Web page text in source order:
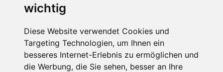
wichtig
Diese Website verwendet Cookies und
Targeting Technologien, um Ihnen ein
besseres Internet-Erlebnis zu ermöglichen und
die Werbung, die Sie sehen, besser an Ihre
CPost.org© 2013-2023 The Celebrity Post.
Terms of Use Privacy | Cookies Policy( Einstellungen ändern
About Us